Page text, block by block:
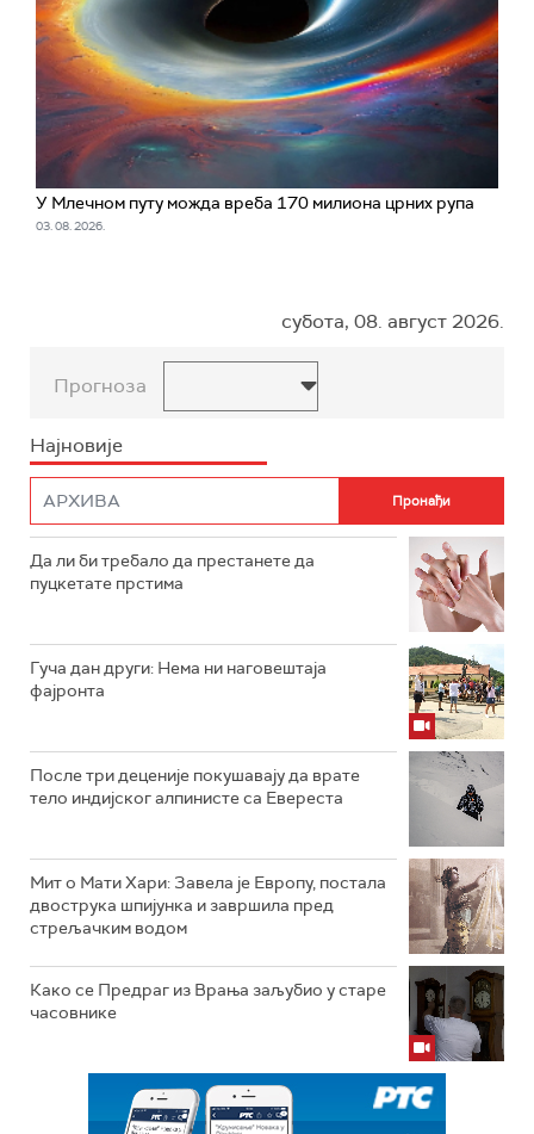
У Млечном путу можда вреба 170 милиона црних рупа
03. 08. 2026.
субота, 08. август 2026.
Прогноза
Најновије
Да ли би требало да престанете да
пуцкетате прстима
Гуча дан други: Нема ни наговештаја
фајронта
После три деценије покушавају да врате
тело индијског алпинисте са Евереста
Мит о Мати Хари: Завела је Европу, постала
двострука шпијунка и завршила пред
стрељачким водом
Како се Предраг из Врања заљубио у старе
часовнике